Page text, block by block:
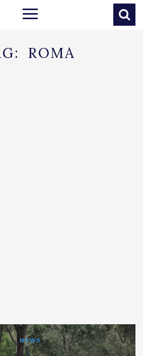
ROMA
NEWS